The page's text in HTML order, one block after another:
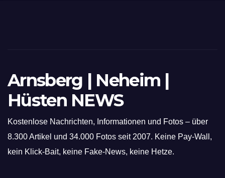
Arnsberg | Neheim |
Hüsten NEWS
Kostenlose Nachrichten, Informationen und Fotos – über
8.300 Artikel und 34.000 Fotos seit 2007. Keine Pay-Wall,
kein Klick-Bait, keine Fake-News, keine Hetze.